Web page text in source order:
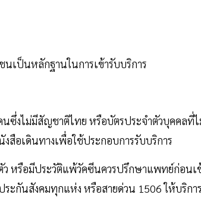
นเป็นหลักฐานในการเข้ารับบริการ
นซึ่งไม่มีสัญชาติไทย หรือบัตรประจำตัวบุคคลที่
สือเดินทางเพื่อใช้ประกอบการรับบริการ
หรือมีประวัติแพ้วัคซีนควรปรึกษาแพทย์ก่อนเ
ะกันสังคมทุกแห่ง หรือสายด่วน 1506 ให้บริกา